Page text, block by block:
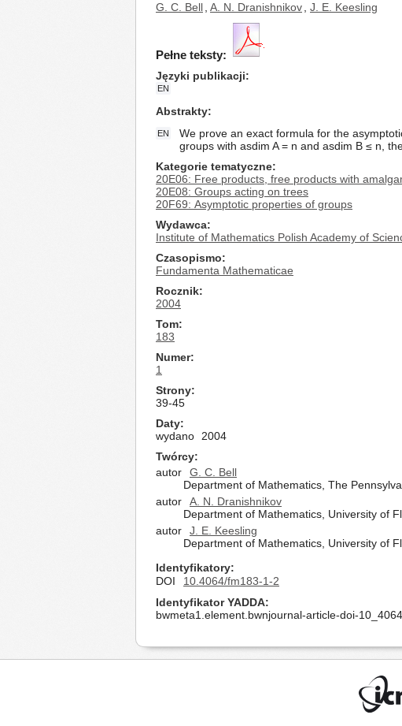
G. C. Bell A. N. Dranishnikov J. E. Keesling
Pełne teksty:
Języki publikacji
EN
Abstrakty
EN
We prove an exact formula for the
groups with asdim A = n and asdim B ≤ n,
Kategorie tematyczne
20E06: Free products, free products with
20E08: Groups acting on trees
20F69: Asymptotic properties of groups
Wydawca
Institute of Mathematics Polish Academy of
Czasopismo
Fundamenta Mathematicae
Rocznik
2004
Tom
183
Numer
1
Strony
39-45
Daty
wydano
2004
Twórcy
autor
G. C. Bell
Department of Mathematics, The
autor
A. N. Dranishnikov
Department of Mathematics, University of
autor
J. E. Keesling
Department of Mathematics, University of
Identyfikatory
DOI
10.4064/fm183-1-2
Identyfikator YADDA
bwmeta1.element.bwnjournal-article-doi-